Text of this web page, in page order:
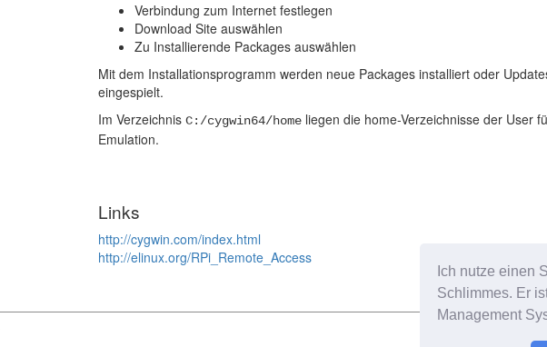
Ich nutze einen
Schlimmes. Er
Management
Verbindung zum Internet festlegen
Download Site auswählen
Zu Installierende Packages auswählen
Mit dem Installationsprogramm werden neue Packages installiert oder
eingespielt.
Im Verzeichnis C:/cygwin64/homeliegen die home-Verzeichnisse der User
Emulation.
Links
http://cygwin.com/index.html
http://elinux.org/RPi_Remote_Access
Impressum